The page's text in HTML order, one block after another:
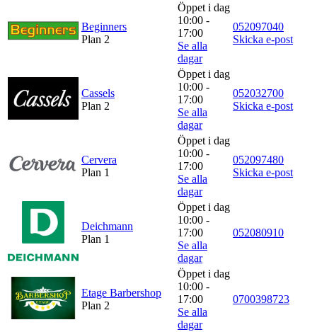
Beginners
Plan 2
Öppet i dag
10:00 -
17:00
Se alla
dagar
052097040
Skicka e-post
Cassels
Plan 2
Öppet i dag
10:00 -
17:00
Se alla
dagar
052032700
Skicka e-post
Cervera
Plan 1
Öppet i dag
10:00 -
17:00
Se alla
dagar
052097480
Skicka e-post
Deichmann
Plan 1
Öppet i dag
10:00 -
17:00
Se alla
dagar
052080910
Etage Barbershop
Plan 2
Öppet i dag
10:00 -
17:00
Se alla
dagar
0700398723